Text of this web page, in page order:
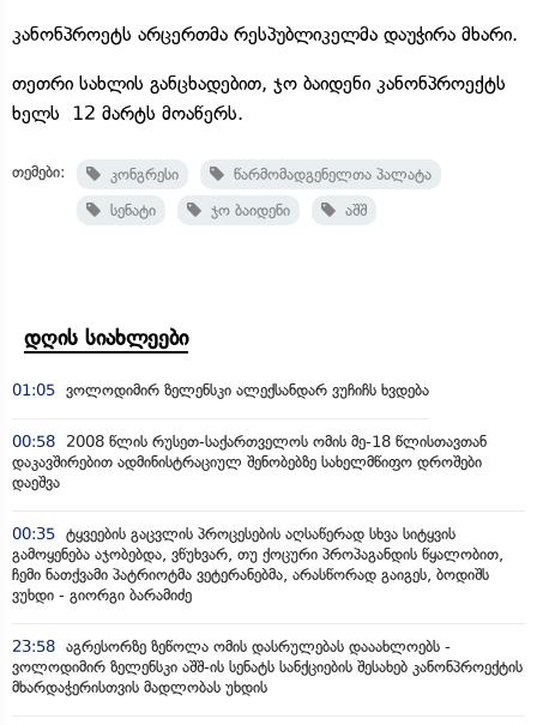
კანონპროეტს არცერთმა რესპუბლიკელმა დაუჭირა მხარი.
თეთრი სახლის განცხადებით, ჯო ბაიდენი კანონპროექტს
ხელს 12 მარტს მოაწერს.
თემები: კონგრესი
წარმომადგენელთა პალატა
სენატი
ჯო ბაიდენი აშშ
დღის სიახლეები
01:05 ვოლოდიმირ ზელენსკი ალექსანდარ ვუჩიჩს ხვდება
00:58
2008 წლის რუსეთ-საქართველოს ომის მე-18 წლისთავთან
დაკავშირებით ადმინისტრაციულ შენობებზე სახელმწიფო დროშები
დაეშვა
00:35 ტყვეების გაცვლის პროცესების აღსაწერად სხვა სიტყვის
გამოყენება აჯობებდა, ვწუხვარ, თუ ქოცური პროპაგანდის წყალობით,
ჩემი ნათქვამი პატრიოტმა ვეტერანებმა, არასწორად გაიგეს, ბოდიშს
ვუხდი - გიორგი ბარამიძე
23:58 აგრესორზე ზეწოლა ომის დასრულებას დააახლოებს -
ვოლოდიმირ ზელენსკი აშშ-ის სენატს სანქციების შესახებ კანონპროექტის
მხარდაჭერისთვის მადლობას უხდის